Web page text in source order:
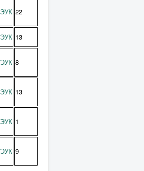
ЭУК 22
ЭУК 13
ЭУК 8
ЭУК 13
ЭУК 1
ЭУК 9